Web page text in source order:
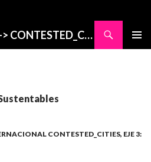
Working Paper Series -> CONTESTED_CITIES
CONTESTED_CITIES, EJE 3: